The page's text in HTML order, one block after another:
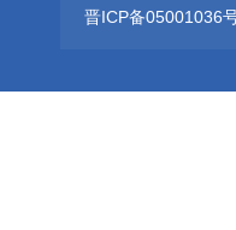
晋ICP备05001036